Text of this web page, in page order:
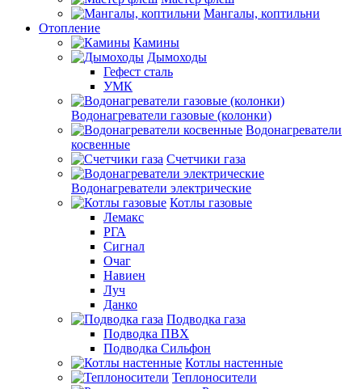
Мангалы, коптильни
Отопление
Камины
Дымоходы
Гефест сталь
УМК
Водонагреватели газовые (колонки)
Водонагреватели
косвенные
Счетчики газа
Водонагреватели электрические
Котлы газовые
Лемакс
РГА
Сигнал
Очаг
Навиен
Луч
Данко
Подводка газа
Подводка ПВХ
Подводка Сильфон
Котлы настенные
Теплоносители